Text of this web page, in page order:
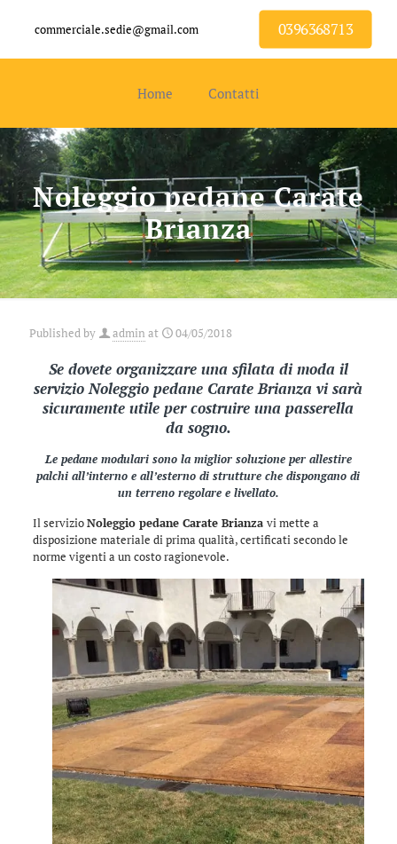
commerciale.sedie@gmail.com 0396368713
Home Contatti
Noleggio pedane Carate
Brianza
Published by admin at 04/05/2018
Se dovete organizzare una sfilata di moda il
servizio Noleggio pedane Carate Brianza vi sarà
sicuramente utile per costruire una passerella
da sogno.
Le pedane modulari sono la miglior soluzione per allestire
palchi all’interno e all’esterno di strutture che dispongano di
un terreno regolare e livellato.
Il servizioNoleggio pedane Carate Brianza vi mette a
disposizione materiale di prima qualità, certificati secondo le
norme vigenti a un costo ragionevole.